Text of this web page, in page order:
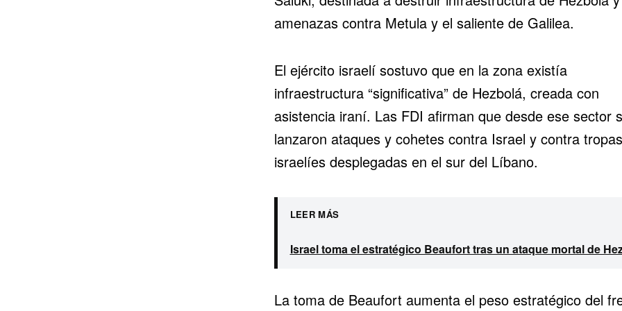
amenazas contra Metula y el saliente de Galilea.
El ejército israelí sostuvo que en la zona existía
infraestructura “significativa” de Hezbolá, creada con
asistencia iraní. Las FDI afirman que desde ese sector
lanzaron ataques y cohetes contra Israel y contra tropas
israelíes desplegadas en el sur del Líbano.
LEER MÁS
Israel toma el estratégico Beaufort tras un ataque mortal de
La toma de Beaufort aumenta el peso estratégico del